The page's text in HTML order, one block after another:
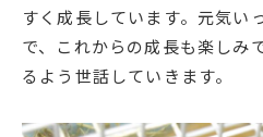
地域の皆様へ
教育関係者の方へ
すく成長しています。元気い
で、これからの成長も楽しみ
るよう世話していきます。